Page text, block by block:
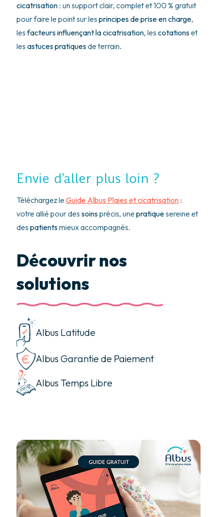
cicatrisation: un support clair, complet et 100 % gratuit
pour faire le point sur les principes de prise en charge,
lesfacteurs influençant la cicatrisation, les cotationset
les astuces pratiquesde terrain.
Envie d’aller plus loin ?
Téléchargez le Guide Albus Plaies et cicatrisation:
votre allié pour des soinsprécis, une pratiquesereine et
des patientsmieux accompagnés.
Découvrir nos
solutions
Albus Latitude
Albus Garantie de Paiement
Albus Temps Libre